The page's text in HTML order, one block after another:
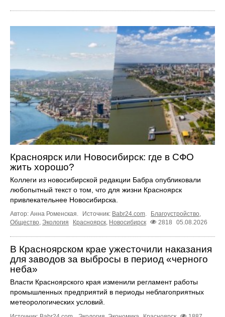
Красноярск или Новосибирск: где в СФО
жить хорошо?
Коллеги из новосибирской редакции Бабра опубликовали
любопытный текст о том, что для жизни Красноярск
привлекательнее Новосибирска.
Автор: Анна Роменская. Источник: Babr24.com Благоустройство
Общество, Экология Красноярск, Новосибирск 2818 05.08.2026
В Красноярском крае ужесточили наказания
для заводов за выбросы в период «черного
неба»
Власти Красноярского края изменили регламент работы
промышленных предприятий в периоды неблагоприятных
метеорологических условий.